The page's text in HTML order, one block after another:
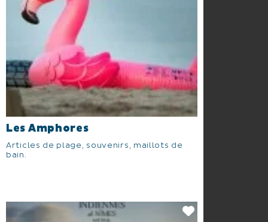
Les Amphores
Articles de plage, souvenirs, maillots de
bain.